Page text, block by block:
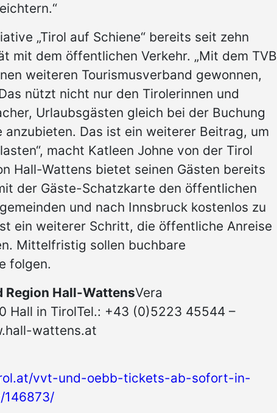
„Tirol auf Schiene“ bereits seit zehn
mit dem öffentlichen Verkehr. „Mit dem TVB
weiteren Tourismusverband gewonnen,
nützt nicht nur den Tirolerinnen und
Urlaubsgästen gleich bei der Buchung
Das ist ein weiterer Beitrag, um
macht Katleen Johne von der Tirol
Hall-Wattens bietet seinen Gästen bereits
der Gäste-Schatzkarte den öffentlichen
und nach Innsbruck kostenlos zu
ein weiterer Schritt, die öffentliche Anreise
Mittelfristig sollen buchbare
folgen.
Region Hall-WattensVera
Hall in TirolTel.: +43 (0)5223 45544 –
wattens.at
vvt-und-oebb-tickets-ab-sofort-in-